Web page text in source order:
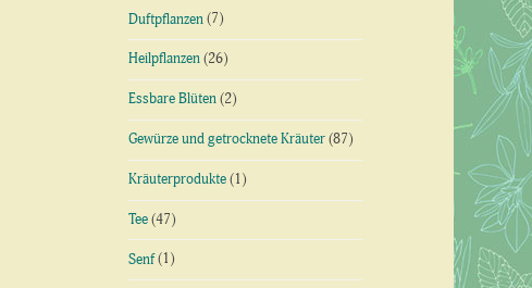
Duftpflanzen (7)
Heilpflanzen (26)
Essbare Blüten (2)
Gewürze und getrocknete Kräuter (87)
Kräuterprodukte (1)
Tee (47)
Senf(1)